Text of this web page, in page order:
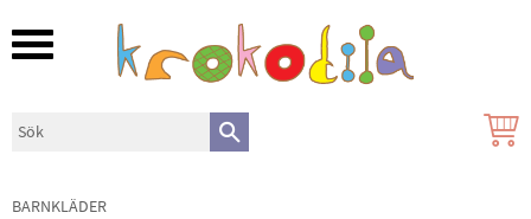
Meny
BARNKLÄDER